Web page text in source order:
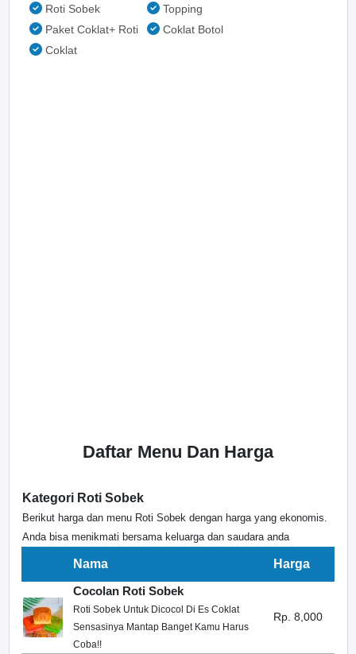
Roti Sobek
Topping
Paket Coklat+ Roti
Coklat Botol
Coklat
Daftar Menu Dan Harga
Kategori Roti Sobek
Berikut harga dan menu Roti Sobek dengan harga yang ekonomis.
Anda bisa menikmati bersama keluarga dan saudara anda
Nama
Harga
Cocolan Roti Sobek
Roti Sobek Untuk Dicocol Di Es Coklat
Sensasinya Mantap Banget Kamu Harus
Coba!!
Rp. 8,000